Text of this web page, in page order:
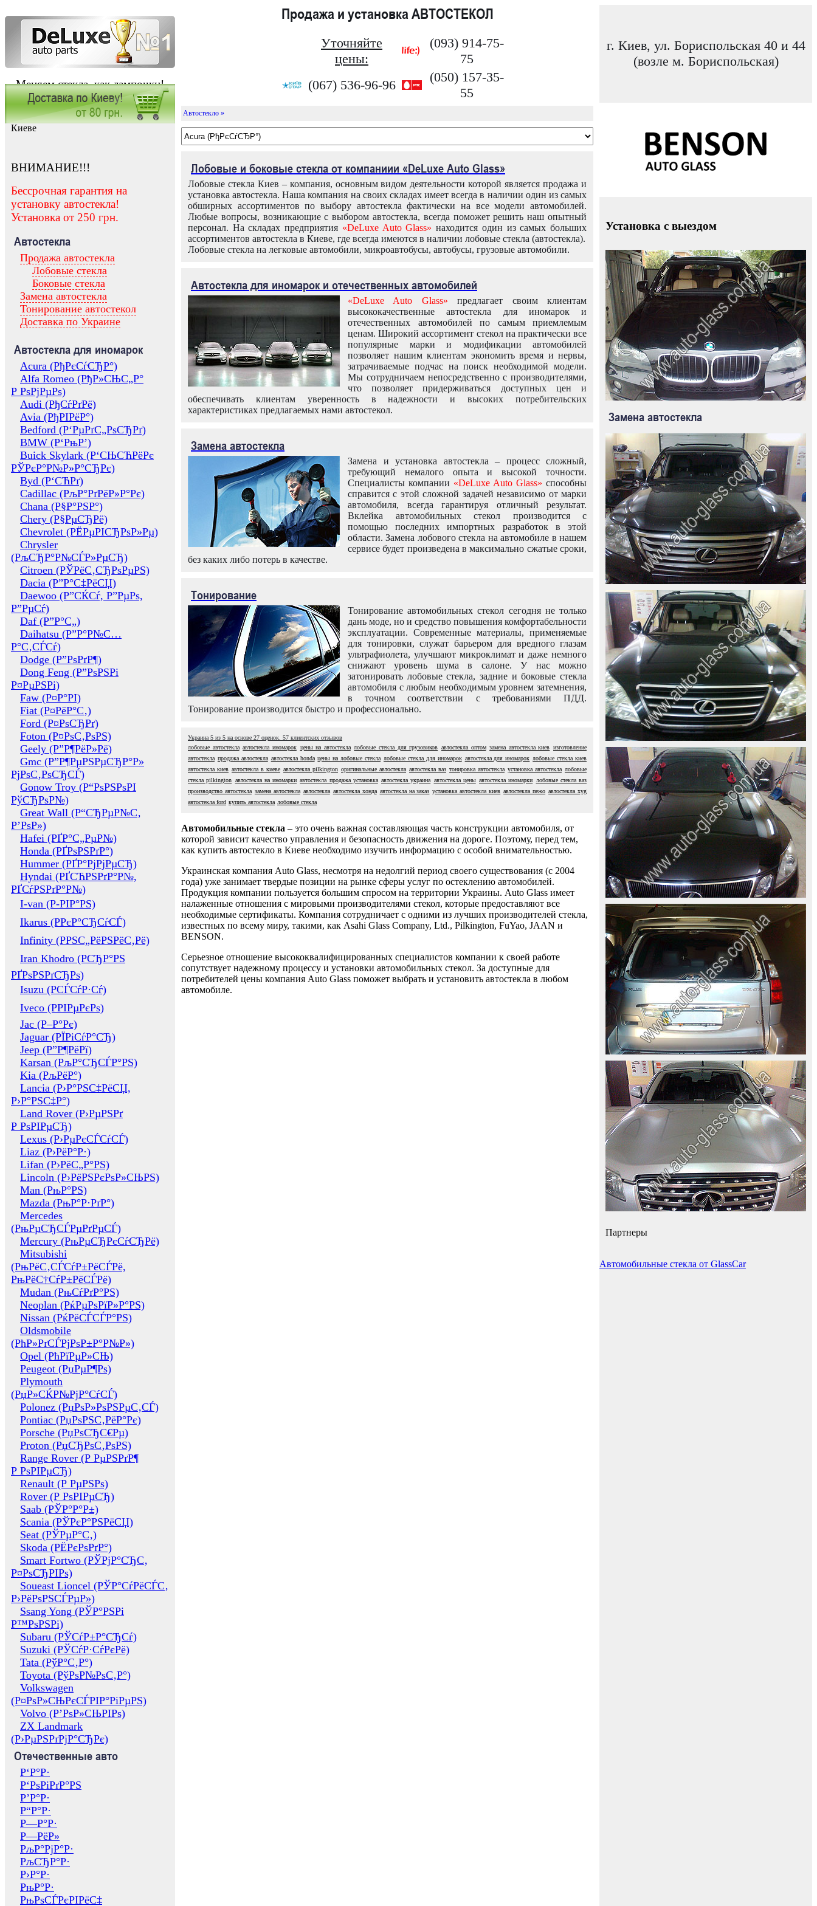
Меняем стекла, как лампочки!
Продажа и установка АВТОСТЕКОЛ
Уточняйте
цены:
(093) 914-75-
75
(067) 536-96-96
(050) 157-35-
55
г. Киев, ул. Бориспольская 40 и 44
(возле м. Бориспольская)
Заказать установку автостекла в
Киеве
ВНИМАНИЕ!!!
Бессрочная гарантия на
установку автостекла!
Установка от 250 грн.
Автостекла
Продажа автостекла
Лобовые стекла
Боковые стекла
Замена автостекла
Тонирование автостекол
Доставка по Украине
Автостекла для иномарок
Acura (РђРєСѓСЂР°)
Alfa Romeo (РђР»СЊС„Р°
Р РѕРјРµРѕ)
Audi (РђСѓРґРё)
Avia (РђРІРёР°)
Bedford (Р‘РµРґС„РѕСЂРґ)
BMW (Р‘РњР’)
Buick Skylark (Р‘СЊСЋРёРє
РЎРєР°Р№Р»Р°СЂРє)
Byd (Р‘СЋРґ)
Cadillac (РљР°РґРёР»Р°Рє)
Chana (Р§Р°РЅР°)
Chery (Р§РµСЂРё)
Chevrolet (РЁРµРІСЂРѕР»Рµ)
Chrysler
(РљСЂР°Р№СЃР»РµСЂ)
Citroen (РЎРёС‚СЂРѕРµРЅ)
Dacia (Р”Р°С‡РёСЏ)
Daewoo (Р”СЌСѓ, Р”РµРѕ,
Р”РµСѓ)
Daf (Р”Р°С„)
Daihatsu (Р”Р°Р№С…
Р°С‚СЃСѓ)
Dodge (Р”РѕРґР¶)
Dong Feng (Р”РѕРЅРі
Р¤РµРЅРі)
Faw (Р¤Р°РІ)
Fiat (Р¤РёР°С‚)
Ford (Р¤РѕСЂРґ)
Foton (Р¤РѕС‚РѕРЅ)
Geely (Р”Р¶РёР»Рё)
Gmc (Р”Р¶РµРЅРµСЂР°Р»
РјРѕС‚РѕСЂСЃ)
Gonow Troy (Р“РѕРЅРѕРІ
РўСЂРѕР№)
Great Wall (Р“СЂРµР№С‚
Р’РѕР»)
Hafei (РҐР°С„РµР№)
Honda (РҐРѕРЅРґР°)
Hummer (РҐР°РјРјРµСЂ)
Hyndai (РҐСЋРЅРґР°Р№,
РҐСѓРЅРґР°Р№)
I-van (Р-РІР°РЅ)
Ikarus (РРєР°СЂСѓСЃ)
Infinity (РРЅС„РёРЅРёС‚Рё)
Iran Khodro (РСЂР°РЅ
РҐРѕРЅРґСЂРѕ)
Isuzu (РСЃСѓР·Сѓ)
Iveco (РРІРµРєРѕ)
Jac (Р–Р°Рє)
Jaguar (РЇРіСѓР°СЂ)
Jeep (Р”Р¶РёРї)
Karsan (РљР°СЂСЃР°РЅ)
Kia (РљРёР°)
Lancia (Р›Р°РЅС‡РёСЏ,
Р›Р°РЅС‡Р°)
Land Rover (Р›РµРЅРґ
Р РѕРІРµСЂ)
Lexus (Р›РµРєСЃСѓСЃ)
Liaz (Р›РёР°Р·)
Lifan (Р›РёС„Р°РЅ)
Lincoln (Р›РёРЅРєРѕР»СЊРЅ)
Man (РњР°РЅ)
Mazda (РњР°Р·РґР°)
Mercedes
(РњРµСЂСЃРµРґРµСЃ)
Mercury (РњРµСЂРєСѓСЂРё)
Mitsubishi
(РњРёС‚СЃСѓР±РёСЃРё,
РњРёС†СѓР±РёСЃРё)
Mudan (РњСѓРґР°РЅ)
Neoplan (РќРµРѕРїР»Р°РЅ)
Nissan (РќРёСЃСЃР°РЅ)
Oldsmobile
(РћР»РґСЃРјРѕР±Р°Р№Р»)
Opel (РћРїРµР»СЊ)
Peugeot (РџРµР¶Рѕ)
Plymouth
(РџР»СЌР№РјР°СѓСЃ)
Polonez (РџРѕР»РѕРЅРµС‚СЃ)
Pontiac (РџРѕРЅС‚РёР°Рє)
Porsche (РџРѕСЂС€Рµ)
Proton (РџСЂРѕС‚РѕРЅ)
Range Rover (Р РµРЅРґР¶
Р РѕРІРµСЂ)
Renault (Р РµРЅРѕ)
Rover (Р РѕРІРµСЂ)
Saab (РЎР°Р°Р±)
Scania (РЎРєР°РЅРёСЏ)
Seat (РЎРµР°С‚)
Skoda (РЁРєРѕРґР°)
Smart Fortwo (РЎРјР°СЂС‚
Р¤РѕСЂРІРѕ)
Soueast Lioncel (РЎР°СѓРёСЃС‚
Р›РёРѕРЅСЃРµР»)
Ssang Yong (РЎР°РЅРі
Р™РѕРЅРі)
Subaru (РЎСѓР±Р°СЂСѓ)
Suzuki (РЎСѓР·СѓРєРё)
Tata (РўР°С‚Р°)
Toyota (РўРѕР№РѕС‚Р°)
Volkswagen
(Р¤РѕР»СЊРєСЃРІР°РіРµРЅ)
Volvo (Р’РѕР»СЊРІРѕ)
ZX Landmark
(Р›РµРЅРґРјР°СЂРє)
Отечественные авто
Р‘Р°Р·
Р‘РѕРіРґР°РЅ
Р’Р°Р·
Р“Р°Р·
Р—Р°Р·
Р—РёР»
РљР°РјР°Р·
РљСЂР°Р·
Р›Р°Р·
РњР°Р·
РњРѕСЃРєРІРёС‡
Автостекло »
Лобовые и боковые стекла от компаниии «DeLuxe Auto Glass»
Лобовые стекла Киев – компания, основным видом деятельности которой является продажа и
установка автостекла. Наша компания на своих складах имеет всегда в наличии один из самых
обширных ассортиментов по выбору автостекла фактически на все модели автомобилей.
Любые вопросы, возникающие с выбором автостекла, всегда поможет решить наш опытный
персонал. На складах предприятия «DeLuxe Auto Glass» находится один из самых больших
ассортиментов автостекла в Киеве, где всегда имеются в наличии лобовые стекла (автостекла).
Лобовые стекла на легковые автомобили, микроавтобусы, автобусы, грузовые автомобили.
Автостекла для иномарок и отечественных автомобилей
«DeLuxe Auto Glass» предлагает своим клиентам
высококачественные автостекла для иномарок и
отечественных автомобилей по самым приемлемым
ценам. Широкий ассортимент стекол на практически все
популярные марки и модификации автомобилей
позволяет нашим клиентам экономить время и нервы,
затрачиваемые подчас на поиск необходимой модели.
Мы сотрудничаем непосредственно с производителями,
что позволяет придерживаться доступных цен и
обеспечивать клиентам уверенность в надежности и высоких потребительских
характеристиках предлагаемых нами автостекол.
Замена автостекла
Замена и установка автостекла – процесс сложный,
требующий немалого опыта и высокой точности.
Специалисты компании «DeLuxe Auto Glass» способны
справится с этой сложной задачей независимо от марки
автомобиля, всегда гарантируя отличный результат.
Вклейка автомобильных стекол производится с
помощью последних импортных разработок в этой
области. Замена лобового стекла на автомобиле в нашем
сервисе будет произведена в максимально сжатые сроки,
без каких либо потерь в качестве.
Тонирование
Тонирование автомобильных стекол сегодня не только
дань моде, но и средство повышения комфортабельности
эксплуатации. Современные материалы, применяемые
для тонировки, служат барьером для вредного глазам
ультрафиолета, улучшают микроклимат и даже немного
снижают уровень шума в салоне. У нас можно
затонировать лобовые стекла, задние и боковые стекла
автомобиля с любым необходимым уровнем затемнения,
в точном соответствии с требованиями ПДД.
Тонирование производится быстро и профессионально.
Украина 5 из 5 на основе 27 оценок. 57 клиентских отзывов
лобовые автостекла автостекла иномарок цены на автостекла лобовые стекла для грузовиков автостекла оптом замена автостекла киев изготовление
автостекла продажа автостекла автостекла honda цены на лобовые стекла лобовые стекла для иномарок автостекла для иномарок лобовые стекла киев
автостекла киев автостекла в киеве автостекла pilkington оригинальные автостекла автостекла ваз тонировка автостекла установка автостекла лобовые
стекла pilkington автостекла на иномарки автостекла продажа установка автостекла украина автостекла цены автостекла иномарки
лобовые стекла ваз
производство автостекла замена автостекла автостекла автостекла хонда автостекла на заказ установка автостекла киев автостекла пежо автостекла xyg
автостекла ford купить автостекла лобовые стекла
Автомобильные стекла – это очень важная составляющая часть конструкции автомобиля, от
которой зависит качество управления и безопасность движения на дороге. Поэтому, перед тем,
как купить автостекло в Киеве необходимо изучить информацию с особой внимательностью.
Украинская компания Auto Glass, несмотря на недолгий период своего существования (с 2004
года) уже занимает твердые позиции на рынке сферы услуг по остеклению автомобилей.
Продукция компании пользуется большим спросом на территории Украины. Auto Glass имеет
налаженные отношения с мировыми производителями стекол, которые предоставляют все
необходимые сертификаты. Компания сотрудничает с одними из лучших производителей стекла,
известных по всему миру, такими, как Asahi Glass Company, Ltd., Pilkington, FuYao, JAAN и
BENSON.
Серьезное отношение высококвалифицированных специалистов компании к своей работе
сопутствует надежному процессу и установки автомобильных стекол. За доступные для
потребителей цены компания Auto Glass поможет выбрать и установить автостекла в любом
автомобиле.
Установка с выездом
Замена автостекла
Партнеры
Автомобильные стекла от GlassCar